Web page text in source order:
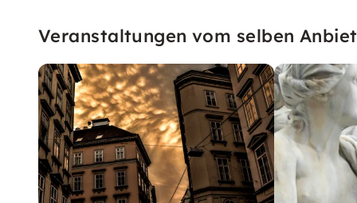
Veranstaltungen vom selben